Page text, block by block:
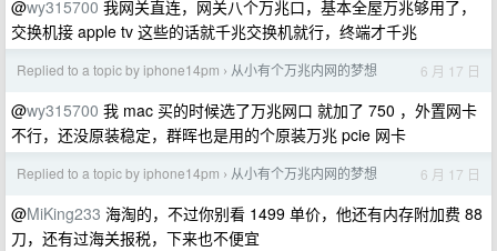
@wy315700 我网关直连，网关八个万兆口，基本全屋万兆够用了，
交换机接 apple tv 这些的话就千兆交换机就行，终端才千兆
Replied to a topic by iphone14pm › 从小有个万兆内网的梦想 6 月 17 日
@wy315700 我 mac 买的时候选了万兆网口 就加了 750 ，外置网卡
不行，还没原装稳定，群晖也是用的个原装万兆 pcie 网卡
Replied to a topic by iphone14pm › 从小有个万兆内网的梦想 6 月 17 日
@MiKing233 海淘的，不过你别看 1499 单价，他还有内存附加费 88
刀，还有过海关报税，下来也不便宜